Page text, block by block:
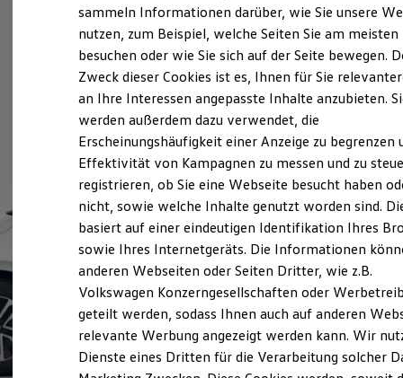
Reichweite
Reichweite der ID. Modelle
Reichweite im Winter
Laden
Laden unterwegs
Laden Zuhause
Ladezeitensimulator
Batterie
Sicherheit
Garantie und Lebensdauer
Nachhaltigkeit
Technologie
Kosten und Kauf
Verbrauchskosten
Kaufoptionen
E-Auto-Förderung
Software und Konnektivität
Die ID. Software 6
ID. Software Versionen und Updates
Digitale Extras
Schnittstellen zu Ihrem ID.
sammeln Informationen darüber, wie Sie unsere
nutzen, zum Beispiel, welche Seiten Sie am meisten
besuchen oder wie Sie sich auf der Seite bewegen.
Zweck dieser Cookies ist es, Ihnen für Sie
an Ihre Interessen angepasste Inhalte anzubieten.
werden außerdem dazu verwendet, die
Erscheinungshäufigkeit einer Anzeige zu begrenzen
Effektivität von Kampagnen zu messen und zu
registrieren, ob Sie eine Webseite besucht haben
nicht, sowie welche Inhalte genutzt worden sind.
basiert auf einer eindeutigen Identifikation Ihres
sowie Ihres Internetgeräts. Die Informationen
anderen Webseiten oder Seiten Dritter, wie z.B.
Volkswagen Konzerngesellschaften oder
geteilt werden, sodass Ihnen auch auf anderen
relevante Werbung angezeigt werden kann. Wir
Dienste eines Dritten für die Verarbeitung solcher